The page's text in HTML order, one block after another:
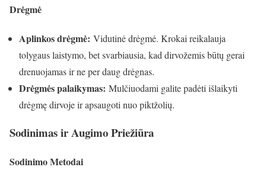
Drėgmė
Aplinkos drėgmė: Vidutinė drėgmė. Krokai reikalauja
tolygaus laistymo, bet svarbiausia, kad dirvožemis būtų gerai
drenuojamas ir ne per daug drėgnas.
Drėgmės palaikymas: Mulčiuodami galite padėti išlaikyti
drėgmę dirvoje ir apsaugoti nuo piktžolių.
Sodinimas ir Augimo Priežiūra
Sodinimo Metodai